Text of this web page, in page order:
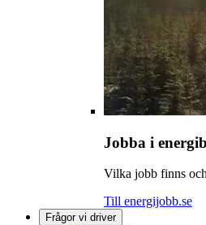
Jobba i
Vilka jobb finns
Till energijobb.se
Frågor vi driver